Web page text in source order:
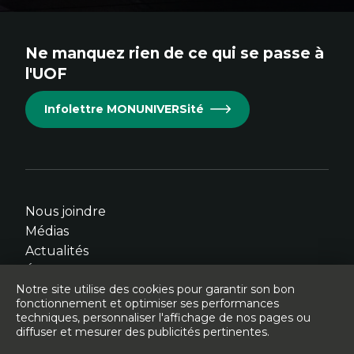
Cet
s'ouvrira
dans
fenêtre.
Cet
s'ouvrira
dans
fenêtre.
Cet
s'ouvrira
dans
fenêtre.
Cet
s'ouvrira
dans
fenêtre.
Cet
s'ouvrira
dans
fenêtre.
Ne manquez rien de ce qui se passe à
l'UOF
Infolettre MONUNIVERSité
Nous joindre
Médias
Actualités
© Université de l'Ontario français - 2026
Notre site utilise des cookies pour garantir son bon
fonctionnement et optimiser ses performances
techniques, personnaliser l'affichage de nos pages ou
diffuser et mesurer des publicités pertinentes.